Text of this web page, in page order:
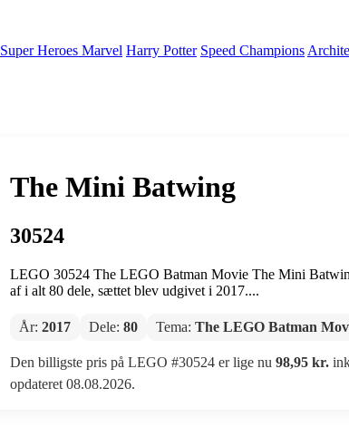
Super Heroes Marvel Harry Potter Speed Champions
The Mini Batwing
30524
LEGO 30524 The LEGO Batman Movie The Mini
af i alt 80 dele, sættet blev udgivet i 2017....
År: 2017 Dele: 80 Tema: The LEGO Batman
Den billigste pris på LEGO #30524 er lige nu 98,95 kr.
opdateret 08.08.2026.